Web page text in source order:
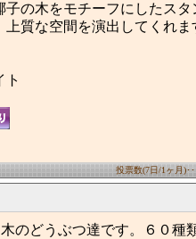
の木をモチーフにしたス
質な空間を演出してくれま
ト
投票数(7日/1ヶ月)･
のどうぶつ達です。６０種